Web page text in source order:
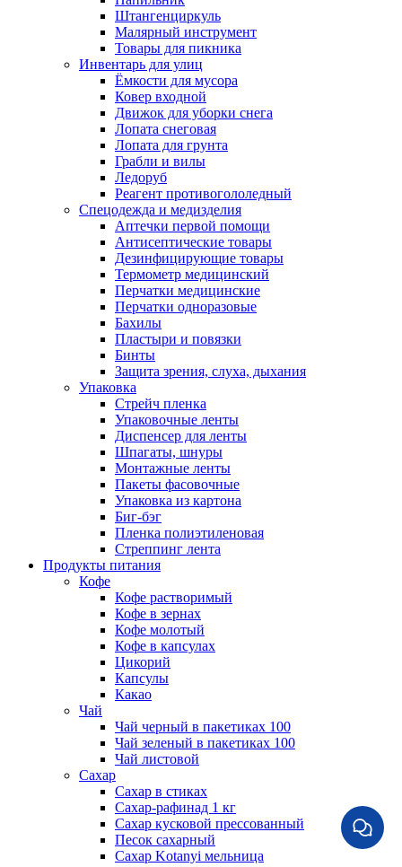
Штангенциркуль
Малярный инструмент
Товары для пикника
Инвентарь для улиц
Ёмкости для мусора
Ковер входной
Движок для уборки снега
Лопата снеговая
Лопата для грунта
Грабли и вилы
Ледоруб
Реагент противогололедный
Спецодежда и медизделия
Аптечки первой помощи
Антисептические товары
Дезинфицирующие товары
Термометр медицинский
Перчатки медицинские
Перчатки одноразовые
Бахилы
Пластыри и повязки
Бинты
Защита зрения, слуха, дыхания
Упаковка
Стрейч пленка
Упаковочные ленты
Диспенсер для ленты
Шпагаты, шнуры
Монтажные ленты
Пакеты фасовочные
Упаковка из картона
Биг-бэг
Пленка полиэтиленовая
Стреппинг лента
Продукты питания
Кофе
Кофе растворимый
Кофе в зернах
Кофе молотый
Кофе в капсулах
Цикорий
Капсулы
Какао
Чай
Чай черный в пакетиках 100
Чай зеленый в пакетиках 100
Чай листовой
Сахар
Сахар в стиках
Сахар-рафинад 1 кг
Сахар кусковой прессованный
Песок сахарный
Сахар Kotanyi мельница